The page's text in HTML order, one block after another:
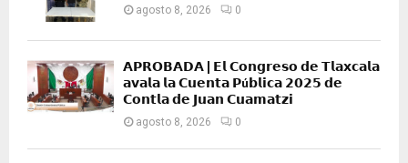
agosto 8, 2026 0
𝗔𝗣𝗥𝗢𝗕𝗔𝗗𝗔 | 𝗘𝗹 𝗖𝗼𝗻𝗴𝗿𝗲𝘀𝗼 𝗱𝗲 𝗧𝗹𝗮𝘅𝗰𝗮𝗹𝗮
𝗮𝘃𝗮𝗹𝗮 𝗹𝗮 𝗖𝘂𝗲𝗻𝘁𝗮 𝗣ú𝗯𝗹𝗶𝗰𝗮 𝟮𝟬𝟮𝟱 𝗱𝗲
𝗖𝗼𝗻𝘁𝗹𝗮 𝗱𝗲 𝗝𝘂𝗮𝗻 𝗖𝘂𝗮𝗺𝗮𝘁𝘇𝗶
agosto 8, 2026 0